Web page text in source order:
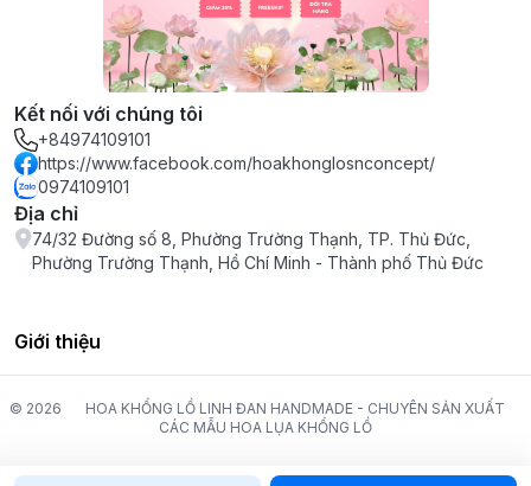
Kết nối với chúng tôi
+84974109101
https://www.facebook.com/hoakhonglosnconcept/
0974109101
Địa chỉ
74/32 Đường số 8, Phường Trường Thạnh, TP. Thủ Đức,
Phường Trường Thạnh, Hồ Chí Minh - Thành phố Thủ Đức
Giới thiệu
© 2026
HOA KHỔNG LỒ LINH ĐAN HANDMADE - CHUYÊN SẢN XUẤT
CÁC MẪU HOA LỤA KHỔNG LỒ